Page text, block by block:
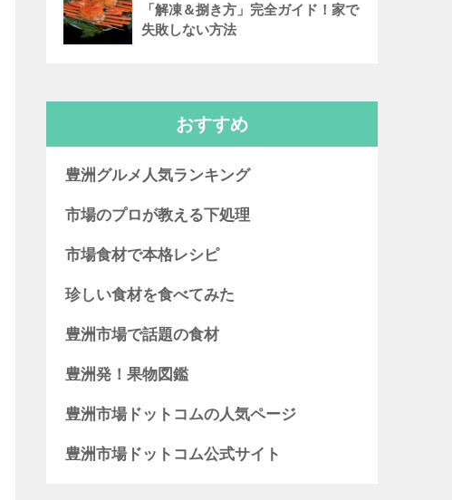
「解凍＆捌き方」完全ガイド！家で
失敗しない方法
おすすめ
豊洲グルメ人気ランキング
市場のプロが教える下処理
市場食材で本格レシピ
珍しい食材を食べてみた
豊洲市場で話題の食材
豊洲発！果物図鑑
豊洲市場ドットコムの人気ページ
豊洲市場ドットコム公式サイト